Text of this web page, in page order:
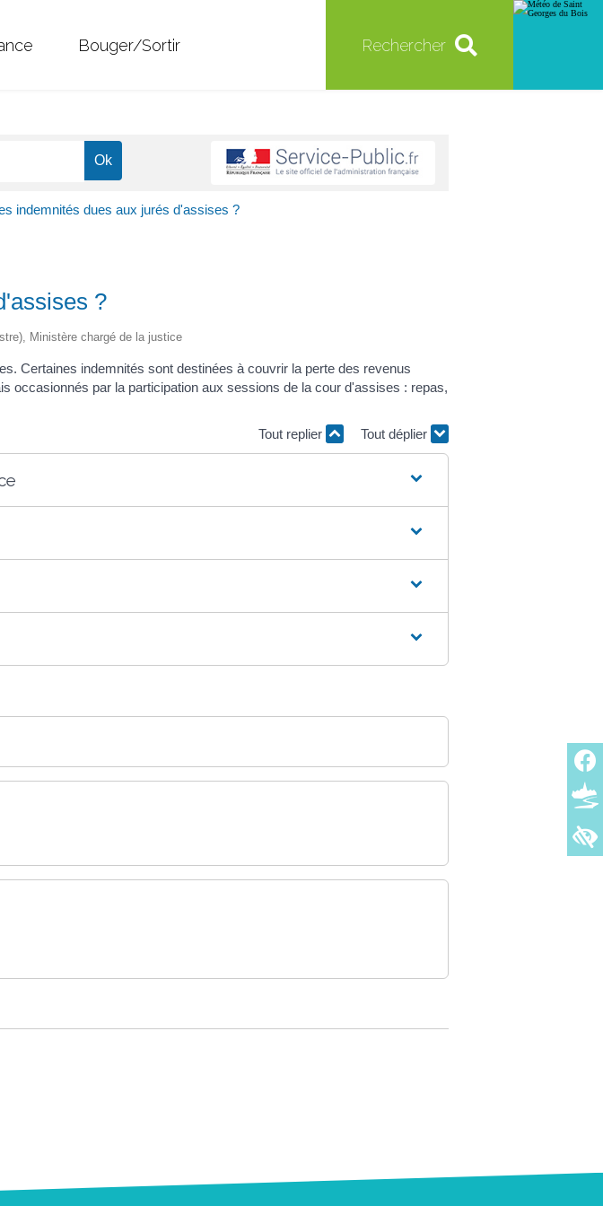
Bouger/Sortir Rechercher
indemnités dues aux jurés d'assises ?
?
Ministère chargé de la justice
Certaines indemnités sont destinées à couvrir la perte des revenus
occasionnés par la participation aux sessions de la cour d'assises : repas,
Tout replier
Tout déplier